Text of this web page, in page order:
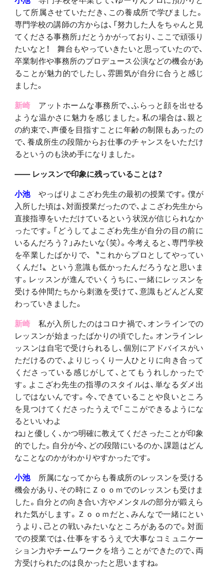
して所属させていただき、この養成所で学びました。
専門学校の講師の方からは、「努力した人をちゃんと見
てくださる事務所」だとうかがっており、ここで頑張り
たいなと！ 舞台もやっていきたいと思っていたので、
卒業制作や事務所のプロデュース公演などの機会があ
ることが魅力的でしたし、雰囲気が自分に合うと感じ
ました。
新崎 アットホームな事務所で、ふらっと顔を出せる
ような温かさに魅力を感じました。私の場合は、親と
の約束で、声優を目指すことに年齢の制限もあったの
で、養成所生の段階からお仕事のチャンスをいただけ
るというのも決め手になりました。
―― レッスンで印象に残っていることは？
小池やっぱりよこざわ先生の最初の授業です。僕が
入所した頃は、対面授業だったので、よこざわ先生から
直接指導をいただけているという状況が信じられなか
ったです。「どうしてよこざわ先生が自分の目の前に
いるんだろう？」みたいな（笑）。今考えると、専門学校
を卒業したばかりで、〝これからプロとしてやってい
くんだ！〟という意識も低かったんだろうなと思いま
す。レッスンが進んでいくうちに、一緒にレッスンを
受ける仲間たちから刺激を受けて、意識もどんどん変
わっていきました。
新崎 私が入所したのはコロナ禍で、オンラインでの
レッスンが始まったばかりの頃でした。オンラインレ
ッスンは自宅で受けられるし、個別にアドバイスがい
ただけるので、よりじっくり一人ひとりに向き合って
くださっている感じがして、とてもうれしかったで
す。よこざわ先生の指導のスタイルは、単なるダメ出
しではないんです。今、できていることや良いところ
を見つけてくださったうえで「ここができるようにな
るといいわよ
ね」と優しく、かつ明確に教えてくださったことが印象
的でした。自分が今、どの段階にいるのか、課題はどん
なことなのかがわかりやすかったです。
小池所属になってからも養成所のレッスンを受ける
機会があり、その時にＺｏｏｍでのレッスンも受けま
した。自分との向き合い方やメンタルの部分が鍛えら
れた気がします。Ｚｏｏｍだと、みんなで一緒にとい
うより、己との戦いみたいなところがあるので。対面
での授業では、仕事をするうえで大事なコミュニケー
ション力やチームワークを培うことができたので、両
方受けられたのは良かったと思いますね。